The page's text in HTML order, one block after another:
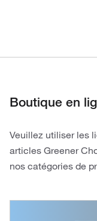
Boutique en
Veuillez utiliser les
articles Greener
nos catégories de